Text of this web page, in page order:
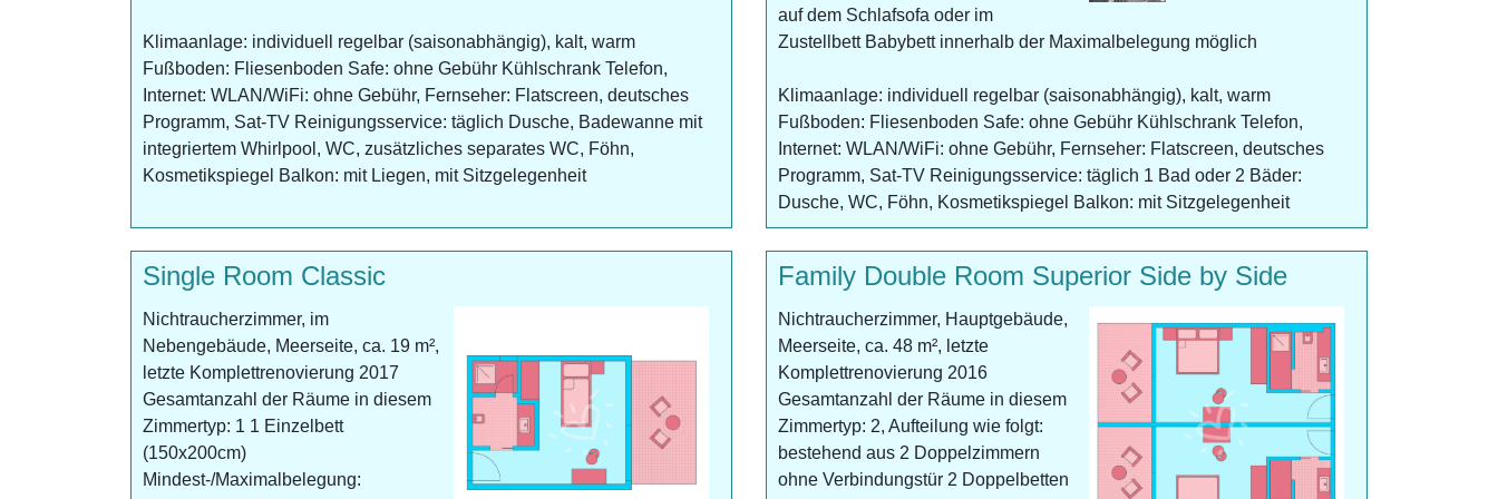
Klimaanlage: individuell regelbar (saisonabhängig), kalt, warm
Fußboden: Fliesenboden Safe: ohne Gebühr Kühlschrank Telefon,
Internet: WLAN/WiFi: ohne Gebühr, Fernseher: Flatscreen, deutsches
Programm, Sat-TV Reinigungsservice: täglich Dusche, Badewanne mit
integriertem Whirlpool, WC, zusätzliches separates WC, Föhn,
Kosmetikspiegel Balkon: mit Liegen, mit Sitzgelegenheit
auf dem Schlafsofa oder im
Zustellbett Babybett innerhalb der Maximalbelegung möglich
Klimaanlage: individuell regelbar (saisonabhängig), kalt, warm
Fußboden: Fliesenboden Safe: ohne Gebühr Kühlschrank Telefon,
Internet: WLAN/WiFi: ohne Gebühr, Fernseher: Flatscreen, deutsches
Programm, Sat-TV Reinigungsservice: täglich 1 Bad oder 2 Bäder:
Dusche, WC, Föhn, Kosmetikspiegel Balkon: mit Sitzgelegenheit
Single Room Classic
Nichtraucherzimmer, im
Nebengebäude, Meerseite, ca. 19 m²,
letzte Komplettrenovierung 2017
Gesamtanzahl der Räume in diesem
Zimmertyp: 1 1 Einzelbett
(150x200cm)
Mindest-/Maximalbelegung:
Family Double Room Superior Side by Side
Nichtraucherzimmer, Hauptgebäude,
Meerseite, ca. 48 m², letzte
Komplettrenovierung 2016
Gesamtanzahl der Räume in diesem
Zimmertyp: 2, Aufteilung wie folgt:
bestehend aus 2 Doppelzimmern
ohne Verbindungstür 2 Doppelbetten